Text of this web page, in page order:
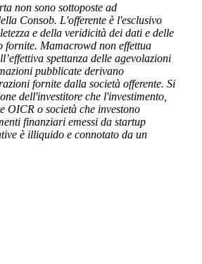
non sono sottoposte ad
Consob. L'offerente è l'esclusivo
e della veridicità dei dati e delle
fornite. Mamacrowd non effettua
spettanza delle agevolazioni
pubblicate derivano
fornite dalla società offerente. Si
dell'investitore che l'investimento,
OICR o società che investono
finanziari emessi da startup
è illiquido e connotato da un